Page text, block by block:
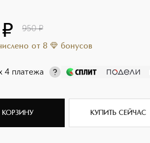
¤ 950 ¤
от 8 бонусов
4 платежа
КОРЗИНУ КУПИТЬ СЕЙЧАС